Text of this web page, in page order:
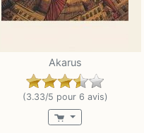
Akarus
(3.33/5 pour 6 avis)